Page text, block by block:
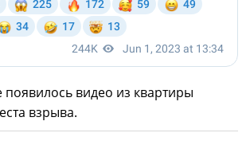
видео из квартиры
взрыва.